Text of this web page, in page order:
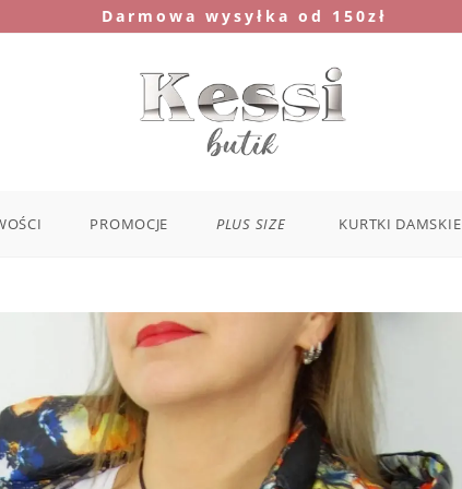
Darmowa wysyłka od 150zł
PROMOCJE PLUS SIZE KURTKI DAMSKIE